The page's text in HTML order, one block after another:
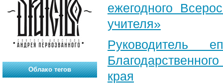
ежегодного
учителя»
Руководитель
края
Облако тегов